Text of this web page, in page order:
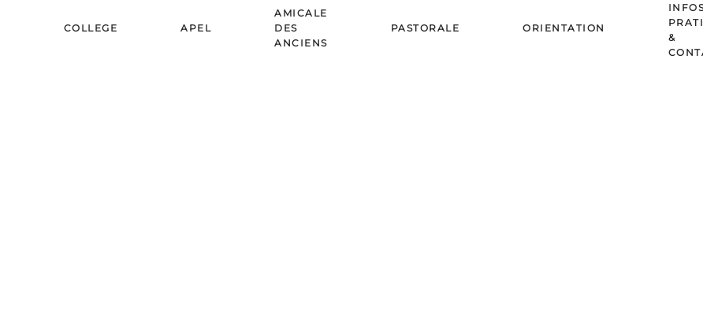
COLLEGE APEL
AMICALE
DES
ANCIENS
PASTORALE ORIENTATION
&